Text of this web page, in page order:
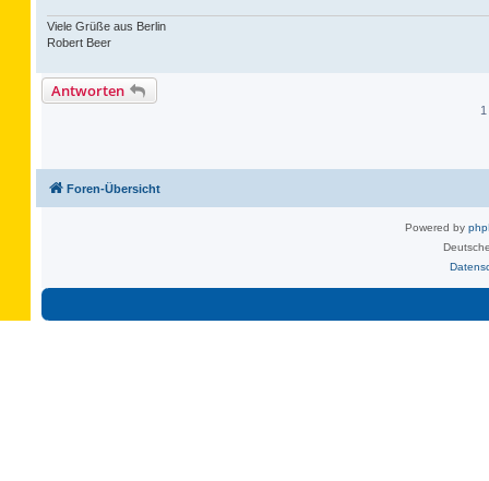
Viele Grüße aus Berlin
Robert Beer
Antworten
Foren-Übersicht
Powered by